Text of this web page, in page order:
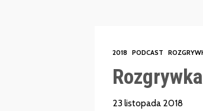
2018 PODCAST
23 listopada 2018